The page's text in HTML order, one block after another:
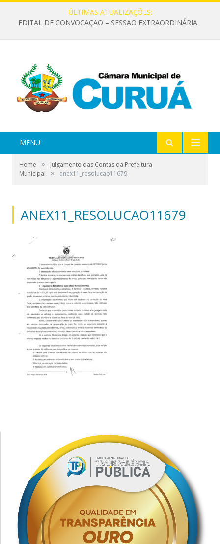
ÚLTIMAS ATUALIZAÇÕES:
EDITAL DE CONVOCAÇÃO – SESSÃO EXTRAORDINÁRIA
MENU
Home »
Julgamento das Contas da Prefeitura
Municipal
» anex11_resolucao11679
ANEX11_RESOLUCAO11679